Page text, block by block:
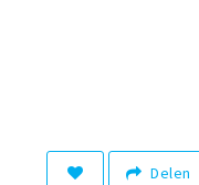
Delen